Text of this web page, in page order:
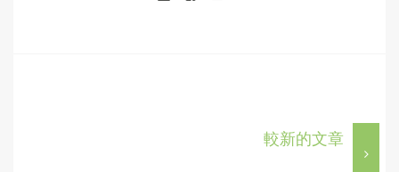
較新的文章